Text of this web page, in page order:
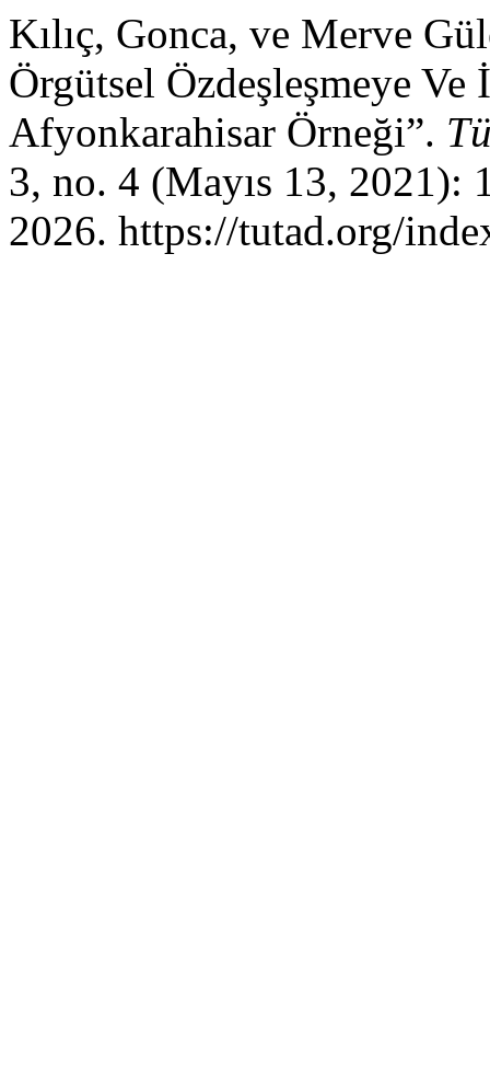
Kılıç, Gonca, ve Merve
Örgütsel Özdeşleşmeye
Afyonkarahisar Örneği”.
3, no. 4 (Mayıs 13, 2021):
2026. https://tutad.org/